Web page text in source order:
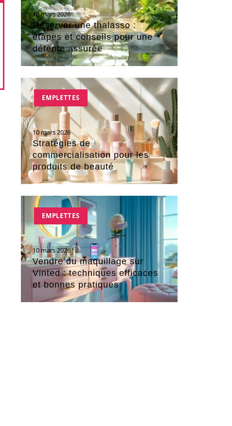
10 mars 2026
Réserver une thalasso :
étapes et conseils pour une
détente assurée
EMPLETTES
10 mars 2026
Stratégies de
commercialisation pour les
produits de beauté
EMPLETTES
10 mars 2026
Vendre du maquillage sur
Vinted : techniques efficaces
et bonnes pratiques